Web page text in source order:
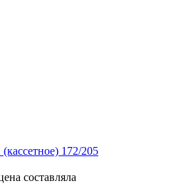
172/205
составляла